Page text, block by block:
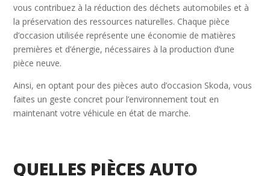
vous contribuez à la réduction des déchets automobiles et à
la préservation des ressources naturelles. Chaque pièce
d’occasion utilisée représente une économie de matières
premières et d’énergie, nécessaires à la production d’une
pièce neuve.
Ainsi, en optant pour des pièces auto d’occasion Skoda, vous
faites un geste concret pour l’environnement tout en
maintenant votre véhicule en état de marche.
QUELLES PIÈCES AUTO